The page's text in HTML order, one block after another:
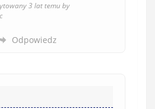
3 lat temu by
Odpowiedz